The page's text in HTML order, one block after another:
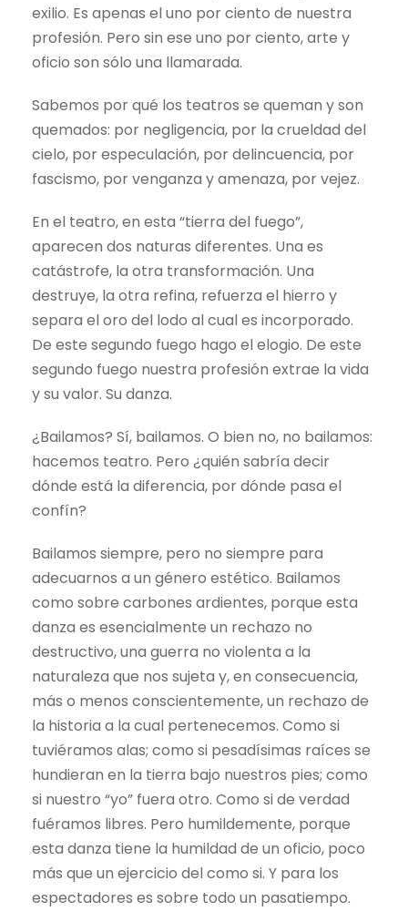
exilio. Es apenas el uno por ciento de nuestra
profesión. Pero sin ese uno por ciento, arte y
oficio son sólo una llamarada.
Sabemos por qué los teatros se queman y son
quemados: por negligencia, por la crueldad del
cielo, por especulación, por delincuencia, por
fascismo, por venganza y amenaza, por vejez.
En el teatro, en esta “tierra del fuego”,
aparecen dos naturas diferentes. Una es
catástrofe, la otra transformación. Una
destruye, la otra refina, refuerza el hierro y
separa el oro del lodo al cual es incorporado.
De este segundo fuego hago el elogio. De este
segundo fuego nuestra profesión extrae la vida
y su valor. Su danza.
¿Bailamos? Sí, bailamos. O bien no, no bailamos:
hacemos teatro. Pero ¿quién sabría decir
dónde está la diferencia, por dónde pasa el
confín?
Bailamos siempre, pero no siempre para
adecuarnos a un género estético. Bailamos
como sobre carbones ardientes, porque esta
danza es esencialmente un rechazo no
destructivo, una guerra no violenta a la
naturaleza que nos sujeta y, en consecuencia,
más o menos conscientemente, un rechazo de
la historia a la cual pertenecemos. Como si
tuviéramos alas; como si pesadísimas raíces se
hundieran en la tierra bajo nuestros pies; como
si nuestro “yo” fuera otro. Como si de verdad
fuéramos libres. Pero humildemente, porque
esta danza tiene la humildad de un oficio, poco
más que un ejercicio del como si. Y para los
espectadores es sobre todo un pasatiempo.